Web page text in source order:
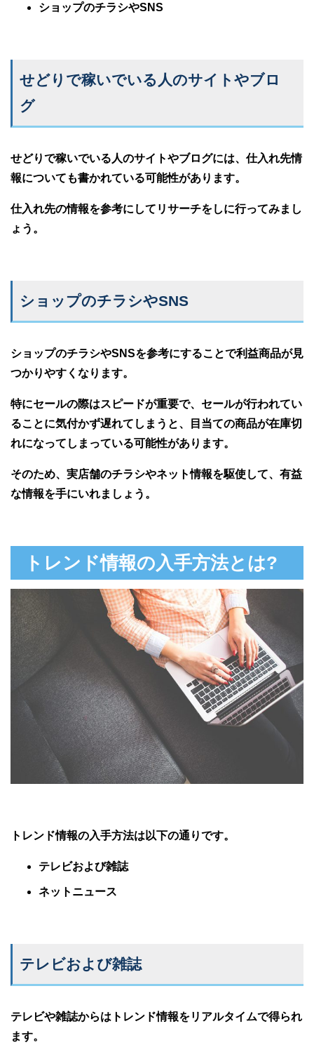
ショップのチラシやSNS
せどりで稼いでいる人のサイトやブロ
グ
せどりで稼いでいる人のサイトやブログには、仕入れ先情
報についても書かれている可能性があります。
仕入れ先の情報を参考にしてリサーチをしに行ってみまし
ょう。
ショップのチラシやSNS
ショップのチラシやSNSを参考にすることで利益商品が見
つかりやすくなります。
特にセールの際はスピードが重要で、セールが行われてい
ることに気付かず遅れてしまうと、目当ての商品が在庫切
れになってしまっている可能性があります。
そのため、実店舗のチラシやネット情報を駆使して、有益
な情報を手にいれましょう。
トレンド情報の入手方法とは?
トレンド情報の入手方法は以下の通りです。
テレビおよび雑誌
ネットニュース
テレビおよび雑誌
テレビや雑誌からはトレンド情報をリアルタイムで得られ
ます。